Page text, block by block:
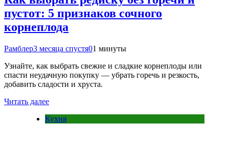
пустот: 5 признаков сочного
корнеплода
Рамблер3 месяца спустя01 минуты
Узнайте, как выбрать свежие и сладкие корнеплоды или
спасти неудачную покупку — убрать горечь и резкость,
добавить сладости и хруста.
Читать далее
Кухня